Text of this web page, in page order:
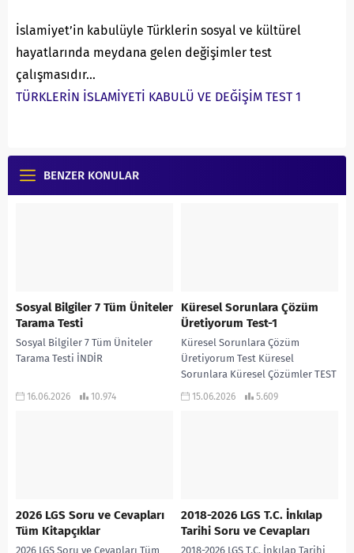
İslamiyet’in kabulüyle Türklerin sosyal ve kültürel
hayatlarında meydana gelen değişimler test
çalışmasıdır…
TÜRKLERİN İSLAMİYETİ KABULÜ VE DEĞİŞİM TEST 1
BENZER KONULAR
Sosyal Bilgiler 7 Tüm Üniteler
Tarama Testi
Sosyal Bilgiler 7 Tüm Üniteler
Tarama Testi İNDİR
16.06.2026 10.974
Küresel Sorunlara Çözüm
Üretiyorum Test-1
Küresel Sorunlara Çözüm
Üretiyorum Test Küresel
Sorunlara Küresel Çözümler TEST
1 İNDİR
15.06.2026 5.609
2026 LGS Soru ve Cevapları
Tüm Kitapçıklar
2026 LGS Soru ve Cevapları Tüm
2018-2026 LGS T.C. İnkılap
Tarihi Soru ve Cevapları
2018-2026 LGS T.C. İnkılap Tarihi